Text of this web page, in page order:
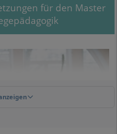
für den Master